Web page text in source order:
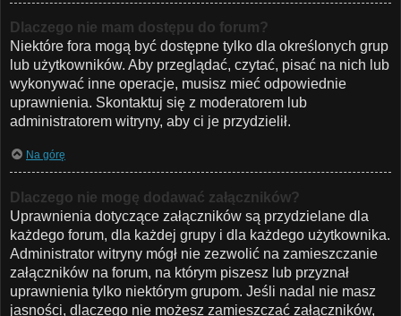
Dlaczego nie mam dostępu do forum?
Niektóre fora mogą być dostępne tylko dla określonych grup
lub użytkowników. Aby przeglądać, czytać, pisać na nich lub
wykonywać inne operacje, musisz mieć odpowiednie
uprawnienia. Skontaktuj się z moderatorem lub
administratorem witryny, aby ci je przydzielił.
Na górę
Dlaczego nie mogę dodawać załączników?
Uprawnienia dotyczące załączników są przydzielane dla
każdego forum, dla każdej grupy i dla każdego użytkownika.
Administrator witryny mógł nie zezwolić na zamieszczanie
załączników na forum, na którym piszesz lub przyznał
uprawnienia tylko niektórym grupom. Jeśli nadal nie masz
jasności, dlaczego nie możesz zamieszczać załączników,